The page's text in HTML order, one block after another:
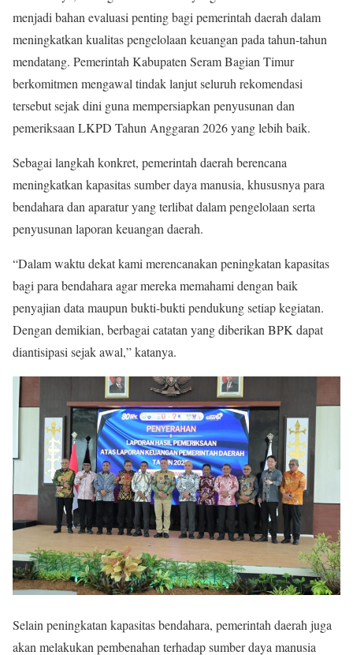
menjadi bahan evaluasi penting bagi pemerintah daerah dalam
meningkatkan kualitas pengelolaan keuangan pada tahun-tahun
mendatang. Pemerintah Kabupaten Seram Bagian Timur
berkomitmen mengawal tindak lanjut seluruh rekomendasi
tersebut sejak dini guna mempersiapkan penyusunan dan
pemeriksaan LKPD Tahun Anggaran 2026 yang lebih baik.
Sebagai langkah konkret, pemerintah daerah berencana
meningkatkan kapasitas sumber daya manusia, khususnya para
bendahara dan aparatur yang terlibat dalam pengelolaan serta
penyusunan laporan keuangan daerah.
“Dalam waktu dekat kami merencanakan peningkatan kapasitas
bagi para bendahara agar mereka memahami dengan baik
penyajian data maupun bukti-bukti pendukung setiap kegiatan.
Dengan demikian, berbagai catatan yang diberikan BPK dapat
diantisipasi sejak awal,” katanya.
Selain peningkatan kapasitas bendahara, pemerintah daerah juga
akan melakukan pembenahan terhadap sumber daya manusia